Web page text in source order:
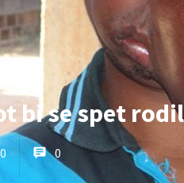
bi se spet
0